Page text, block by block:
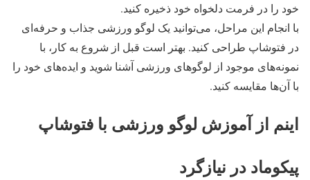
خود را در فرمت دلخواه خود ذخیره کنید.
با انجام این مراحل، می‌توانید یک لوگو ورزشی جذاب و حرفه‌ای
در فتوشاپ طراحی کنید. بهتر است قبل از شروع به کار، با
نمونه‌های موجود از لوگوهای ورزشی آشنا شوید و ایده‌های خود را
با آن‌ها مقایسه کنید.
اینم از آموزش لوگو ورزشی با فتوشاپ
پیکوماد در نیازگرد